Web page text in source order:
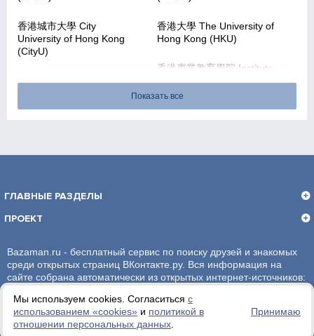
Мы используем cookies. Согласиться с
использованием «сookies» и политикой в
отношении персональных данных
Принимаю
香港城市大學 City
University of Hong Kong
(CityU)
香港大學 The University of
Hong Kong (HKU)
香港專業教育學院 Institute
of Vocational Education
(IVE)
University (PolyU)
香港科技大學 The Hong
Kong University of Science
and Technology (HKUST)
香港科技專上書院商學院 香港萊佛士國際學院
Показать все
ГЛАВНЫЕ РАЗДЕЛЫ
ПРОЕКТ
Bazaman.ru - бесплатный сервис по поиску друзей и знакомых
среди открытых страниц ВКонтакте.ру. Вся информация на
сайте собрана автоматически из открытых интернет-источников:
администрация сайта ответственности не несет.
Политика обработки персональных данных